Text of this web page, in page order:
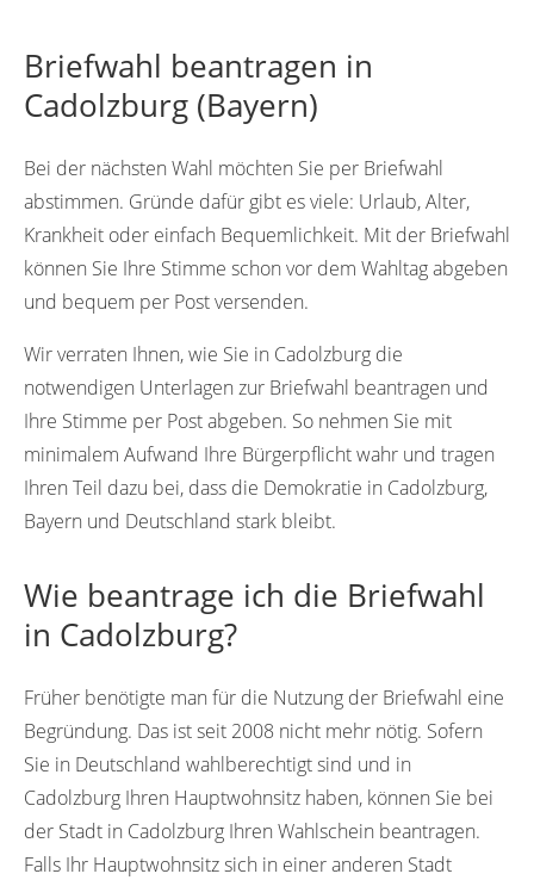
Briefwahl beantragen in
Cadolzburg (Bayern)
Bei der nächsten Wahl möchten Sie per Briefwahl
abstimmen. Gründe dafür gibt es viele: Urlaub, Alter,
Krankheit oder einfach Bequemlichkeit. Mit der Briefwahl
können Sie Ihre Stimme schon vor dem Wahltag abgeben
und bequem per Post versenden.
Wir verraten Ihnen, wie Sie in Cadolzburg die
notwendigen Unterlagen zur Briefwahl beantragen und
Ihre Stimme per Post abgeben. So nehmen Sie mit
minimalem Aufwand Ihre Bürgerpflicht wahr und tragen
Ihren Teil dazu bei, dass die Demokratie in Cadolzburg,
Bayern und Deutschland stark bleibt.
Wie beantrage ich die Briefwahl
in Cadolzburg?
Früher benötigte man für die Nutzung der Briefwahl eine
Begründung. Das ist seit 2008 nicht mehr nötig. Sofern
Sie in Deutschland wahlberechtigt sind und in
Cadolzburg Ihren Hauptwohnsitz haben, können Sie bei
der Stadt in Cadolzburg Ihren Wahlschein beantragen.
Falls Ihr Hauptwohnsitz sich in einer anderen Stadt